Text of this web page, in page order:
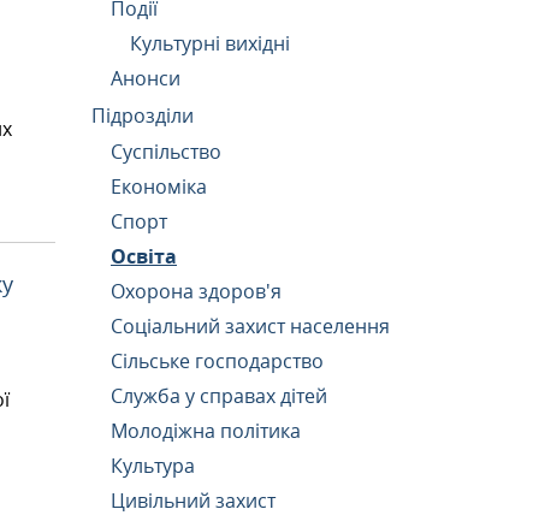
Події
Культурні вихідні
Анонси
Підрозділи
Суспільство
Економіка
Спорт
Освіта
Охорона здоров'я
Соціальний захист населення
Сільське господарство
Служба у справах дітей
Молодіжна політика
Культура
Цивільний захист